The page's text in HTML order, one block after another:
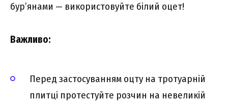
бур’янами — використовуйте білий оцет!
Важливо:
Перед застосуванням оцту на тротуарній
плитці протестуйте розчин на невеликій